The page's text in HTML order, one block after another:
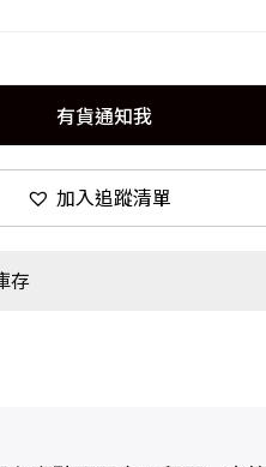
有貨通知我
加入追蹤清單
存